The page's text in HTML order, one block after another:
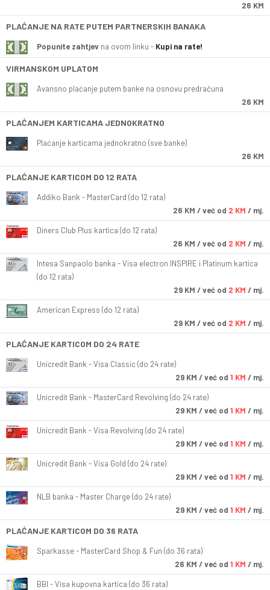
26 KM
PLAĆANJE NA RATE PUTEM PARTNERSKIH BANAKA
Popunite zahtjev na ovom linku - Kupi na rate!
VIRMANSKOM UPLATOM
Avansno plaćanje putem banke na osnovu predračuna
26 KM
PLAĆANJEM KARTICAMA JEDNOKRATNO
Plaćanje karticama jednokratno (sve banke)
26 KM
PLAĆANJE KARTICOM DO 12 RATA
Addiko Bank - MasterCard (do 12 rata)
26 KM / već od 2 KM / mj.
Diners Club Plus kartica (do 12 rata)
26 KM / već od 2 KM / mj.
Intesa Sanpaolo banka - Visa electron INSPIRE i Platinum kartica
(do 12 rata)
29 KM / već od 2 KM / mj.
American Express (do 12 rata)
29 KM / već od 2 KM / mj.
PLAĆANJE KARTICOM DO 24 RATE
Unicredit Bank - Visa Classic (do 24 rate)
29 KM / već od 1 KM / mj.
Unicredit Bank - MasterCard Revolving (do 24 rate)
29 KM / već od 1 KM / mj.
Unicredit Bank - Visa Revolving (do 24 rate)
29 KM / već od 1 KM / mj.
Unicredit Bank - Visa Gold (do 24 rate)
29 KM / već od 1 KM / mj.
NLB banka - Master Charge (do 24 rate)
29 KM / već od 1 KM / mj.
PLAĆANJE KARTICOM DO 36 RATA
Sparkasse - MasterCard Shop & Fun (do 36 rata)
26 KM / već od 1 KM / mj.
BBI - Visa kupovna kartica (do 36 rata)